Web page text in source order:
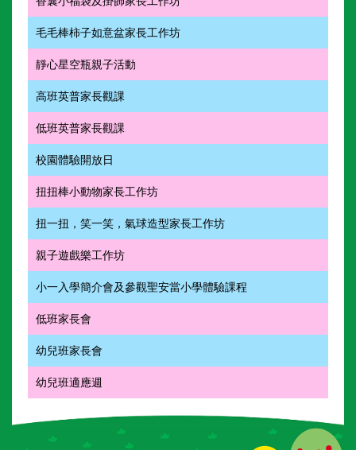
毛毛棒柿子如意盆家長工作坊
靜心星空瓶親子活動
高班英普家長觀課
低班英普家長觀課
校園體驗開放日
扭扭棒小動物家長工作坊
扭一扭，笑一笑，氣球造型家長工作坊
親子遊戲樂工作坊
小一入學簡介會及參觀聖安當小學體驗課程
低班家長會
幼兒班家長會
幼兒班適應週